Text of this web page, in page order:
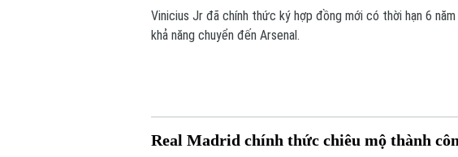
Vinicius Jr đã chính thức ký hợp đồng mới có thời hạn 6
khả năng chuyển đến Arsenal.
Real Madrid chính thức chiêu mộ thành